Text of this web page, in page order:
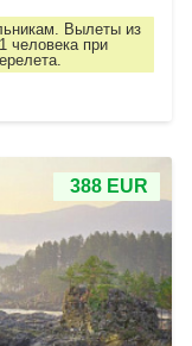
Вылеты из
человека при
388 EUR